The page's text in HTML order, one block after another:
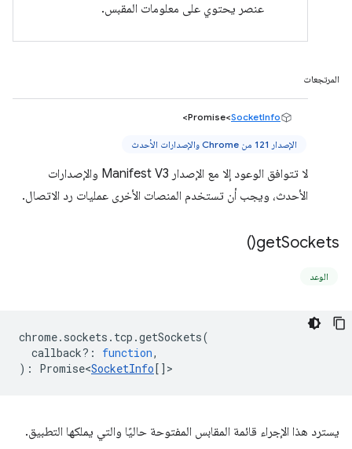
عنصر يحتوي على معلومات المقبس.
المرتجعات
Promise<SocketInfo
>
الإصدار 121 من Chrome والإصدارات الأحدث
لا تتوافق الوعود إلا مع الإصدار Manifest V3 والإصدارات
الأحدث، ويجب أن تستخدم المنصات الأخرى عمليات رد الاتصال.
getSockets(
)
الوعد
chrome. sockets . tcp .getSockets(
callback? : function,
) : Promise<SocketInfo[] >
يسترد هذا الإجراء قائمة المقابس المفتوحة حاليًا والتي يملكها التطبيق.